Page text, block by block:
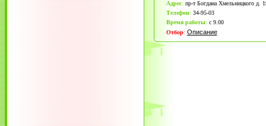
Адрес: пр-т Богдана Хмельницкого д.
Телефон: 34-95-03
Время работы: с 9.00
Отбор: Описание